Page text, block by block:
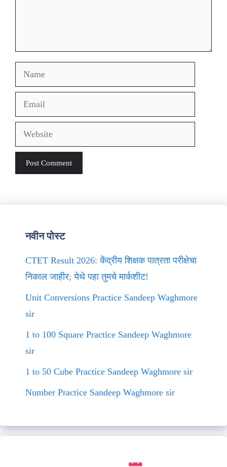
Name
Email
Website
नवीन पोस्ट
CTET Result 2026: केंद्रीय शिक्षक पात्रता परीक्षेचा
निकाल जाहीर; येथे पहा तुमचे मार्कशीट!
Unit Conversions Practice Sandeep Waghmore
sir
1 to 100 Square Practice Sandeep Waghmore
sir
1 to 50 Cube Practice Sandeep Waghmore sir
Number Practice Sandeep Waghmore sir